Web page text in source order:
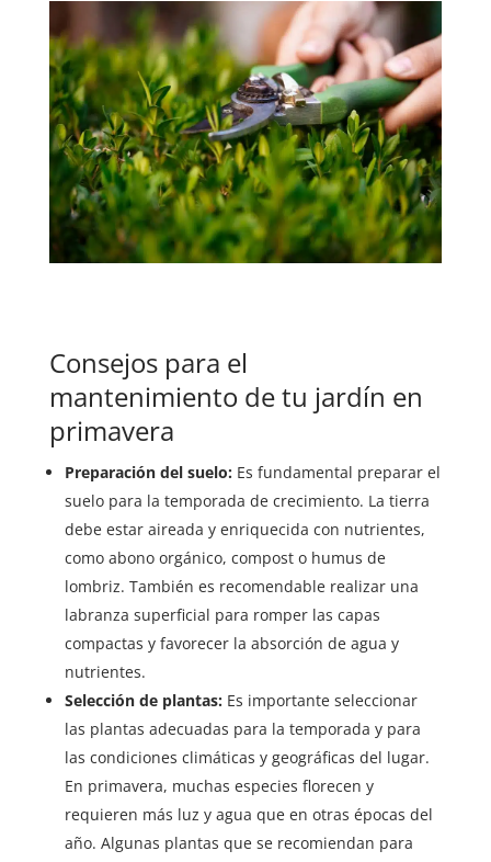
Consejos para el
mantenimiento de tu jardín en
primavera
Preparación del suelo: Es fundamental preparar el
suelo para la temporada de crecimiento. La tierra
debe estar aireada y enriquecida con nutrientes,
como abono orgánico, compost o humus de
lombriz. También es recomendable realizar una
labranza superficial para romper las capas
compactas y favorecer la absorción de agua y
nutrientes.
Selección de plantas: Es importante seleccionar
las plantas adecuadas para la temporada y para
las condiciones climáticas y geográficas del lugar.
En primavera, muchas especies florecen y
requieren más luz y agua que en otras épocas del
año. Algunas plantas que se recomiendan para